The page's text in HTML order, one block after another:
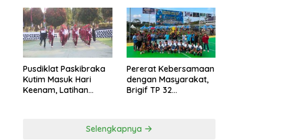
Pusdiklat Paskibraka
Kutim Masuk Hari
Keenam, Latihan
Pererat Kebersamaan
dengan Masyarakat,
Brigif TP 32
Selengkapnya